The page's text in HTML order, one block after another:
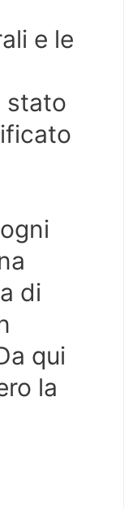
e le
stato
di
qui
la